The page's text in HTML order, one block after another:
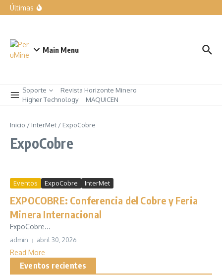
Últimas
Main Menu
Soporte
Revista Horizonte Minero
Higher Technology
MAQUICEN
Inicio / InterMet / ExpoCobre
ExpoCobre
Eventos ExpoCobre InterMet
EXPOCOBRE: Conferencia del Cobre y Feria
Minera Internacional
ExpoCobre...
admin abril 30, 2026
Read More
Eventos recientes